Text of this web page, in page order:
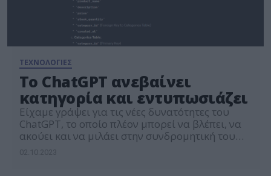
ΤΕΧΝΟΛΟΓΙΕΣ
Tο ChatGPT ανεβαίνει
κατηγορία και εντυπωσιάζει
Είχαμε γράψει για τις νέες δυνατότητες του
ChatGPT, το οποίο πλέον μπορεί να βλέπει, να
ακούει και να μιλάει στην συνδρομητική του